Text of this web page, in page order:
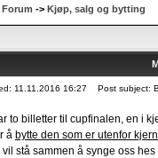
Forum -> Kjøp, salg og bytting
11.11.2016 16:27 Post subject:
to billetter til cupfinalen, en i
å bytte den som er utenfor
stå sammen å synge oss